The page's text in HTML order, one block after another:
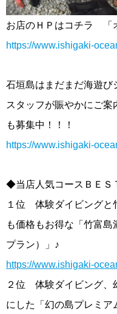
お店のＨＰはコチラ 「
https://www.ishigaki-
石垣島はまだまだ海遊び
スタッフが賑やかにご
も募集中！！！
https://www.ishigaki-
◆当店人気コースＢＥＳ
１位 体験ダイビングと
も価格もお得な「竹富
プラン）」♪
https://www.ishigaki-
２位 体験ダイビング、
にした「幻の島プレミア